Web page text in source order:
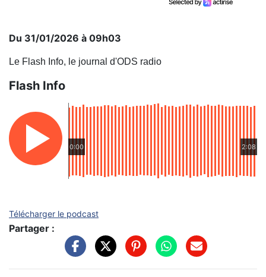
Du 31/01/2026 à 09h03
Le Flash Info, le journal d'ODS radio
Flash Info
0:00 2:08
Télécharger le podcast
Partager :